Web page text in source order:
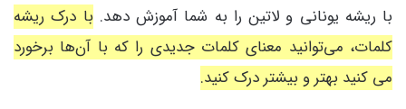
با ریشه یونانی و لاتین را به شما آموزش دهد. با درک ریشه
کلمات، می‌توانید معنای کلمات جدیدی را که با آن‌ها برخورد
می کنید بهتر و بیشتر درک کنید.